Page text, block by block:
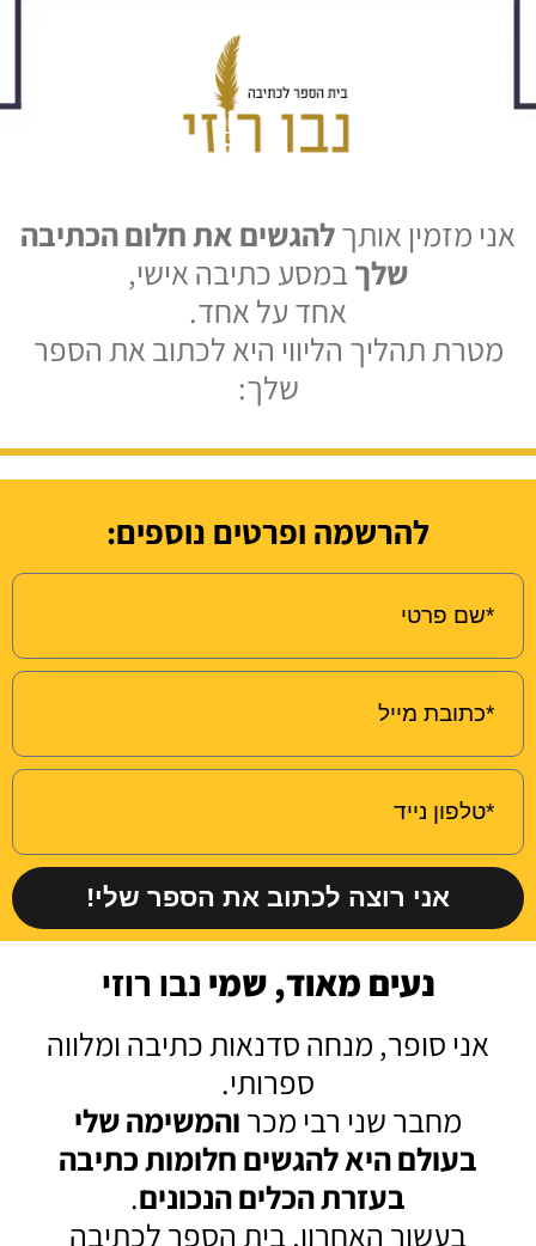
אני מזמין אותךלהגשים את חלום הכתיבה
שלךבמסע כתיבה אישי,
אחד על אחד.
מטרת תהליך הליווי היא לכתוב את הספר
שלך:
להרשמה ופרטים נוספים:
אני רוצה לכתוב את הספר שלי!
נעים מאוד, שמי נבו רוזי
אני סופר, מנחה סדנאות כתיבה ומלווה
ספרותי.
מחבר שני רבי מכרוהמשימה שלי
בעולם היא להגשים חלומות כתיבה
בעזרת הכלים הנכונים.
בעשור האחרון, בית הספר לכתיבה